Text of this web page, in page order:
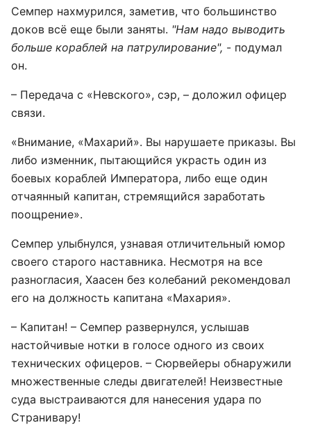
Семпер нахмурился, заметив, что большинство
доков всё еще были заняты. "Нам надо выводить
больше кораблей на патрулирование", - подумал
он.
– Передача с «Невского», сэр, – доложил офицер
связи.
«Внимание, «Махарий». Вы нарушаете приказы. Вы
либо изменник, пытающийся украсть один из
боевых кораблей Императора, либо еще один
отчаянный капитан, стремящийся заработать
поощрение».
Семпер улыбнулся, узнавая отличительный юмор
своего старого наставника. Несмотря на все
разногласия, Хаасен без колебаний рекомендовал
его на должность капитана «Махария».
– Капитан! – Семпер развернулся, услышав
настойчивые нотки в голосе одного из своих
технических офицеров. – Сюрвейеры обнаружили
множественные следы двигателей! Неизвестные
суда выстраиваются для нанесения удара по
Странивару!